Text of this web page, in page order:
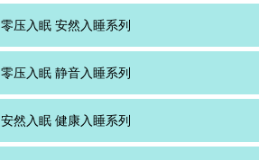
零压入眠 安然入睡系列
零压入眠 静音入睡系列
安然入眠 健康入睡系列